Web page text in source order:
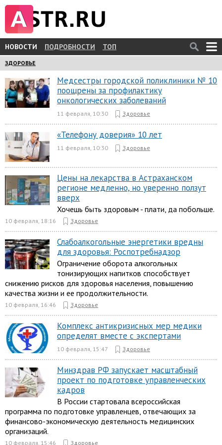
НОВОСТИ ПОДРОБНОСТИ ТОП
ЗДОРОВЬЕ
Медсестры городской поликлиники № 10
поощрены за профилактику
онкологических заболеваний
11 февраля, 10:30 Здоровье
«Телефону доверия» 10 лет
11 февраля, 10:30 Здоровье
Цены на лекарства в Астраханском
регионе медленно, но уверенно ползут
вверх
Хочешь быть здоровым - плати, да побольше.
10 февраля, 18:16 Здоровье
Слабоалкогольные энергетики вредны
для здоровья: Роспотребнадзор
Ограничение оборота алкогольных
тонизирующих напитков способствует
снижению рисков для здоровья населения, повышению
качества жизни и ее продолжительности.
10 февраля, 16:46 Здоровье
Комплекс антикризисных мер медики
определят вместе с экспертами
10 февраля, 15:47 Здоровье
Минздрав РФ запускает масштабный
проект по подготовке управленческих
кадров
В России стартовала всероссийская
программа по подготовке управленцев, отвечающих за
финансово-экономическую деятельность медицинских
организаций.
10 февраля, 15:46 Здоровье